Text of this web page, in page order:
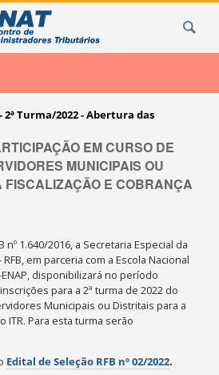
2ª Turma/2022 - Abertura das
EM CURSO DE
MUNICIPAIS OU
FISCALIZAÇÃO E COBRANÇA
nº 1.640/2016, a Secretaria Especial da
em parceria com a Escola Nacional
disponibilizará no período
para a 2ª turma de 2022 do
Municipais ou Distritais para a
ITR. Para esta turma serão
Edital de Seleção RFB nº 02/2022.